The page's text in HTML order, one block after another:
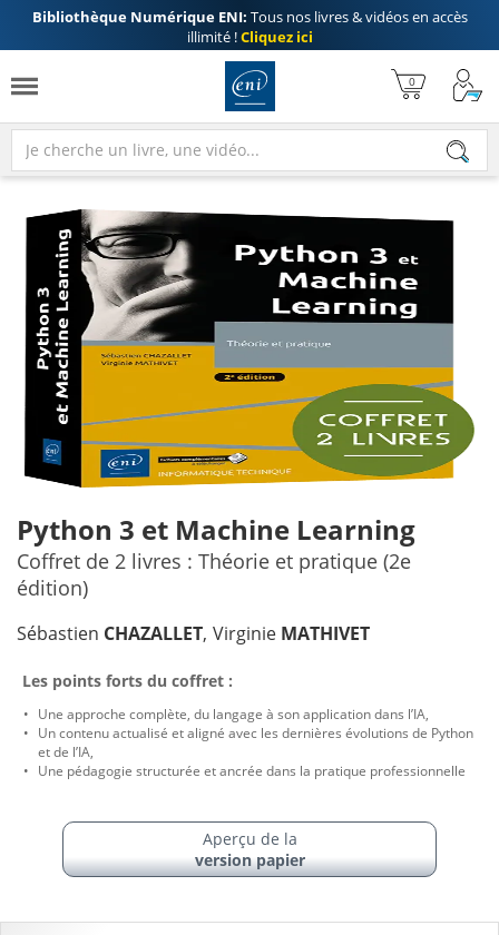
Bibliothèque Numérique ENI: Tous nos livres & vidéos en accès
illimité !Cliquez ici
Python 3 et Machine Learning
Coffret de 2 livres : Théorie et pratique (2e
édition)
Sébastien CHAZALLET Virginie MATHIVET
Les points forts du coffret :
Une approche complète, du langage à son application dans l’IA,
Un contenu actualisé et aligné avec les dernières évolutions de Python
et de l’IA,
Une pédagogie structurée et ancrée dans la pratique professionnelle
Aperçu de la
version papier